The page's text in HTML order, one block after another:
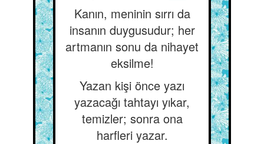
Kanın, meninin sırrı da
insanın duygusudur; her
artmanın sonu da nihayet
eksilme!
Yazan kişi önce yazı
yazacağı tahtayı yıkar,
temizler; sonra ona
harfleri yazar.